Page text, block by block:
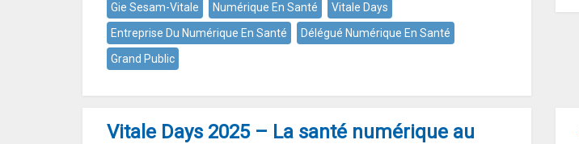
Gie Sesam-Vitale Numérique En Santé
Vitale Days
Entreprise Du Numérique En Santé
Délégué Numérique En Santé
Grand Public
Vitale Days 2025 – La santé numérique au